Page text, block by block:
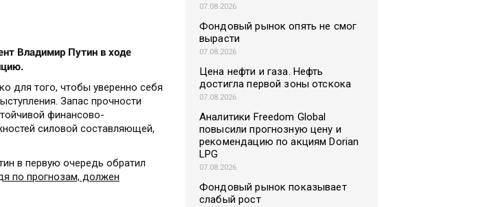
Владимир Путин в ходе
для того, чтобы уверенно себя
Запас прочности
финансово-
силовой составляющей,
в первую очередь обратил
по прогнозам, должен
07.08.2026
Фондовый рынок опять не смог
вырасти
07.08.2026
Цена нефти и газа. Нефть
достигла первой зоны отскока
07.08.2026
Аналитики Freedom Global
повысили прогнозную цену и
рекомендацию по акциям Dorian
LPG
07.08.2026
Фондовый рынок показывает
слабый рост